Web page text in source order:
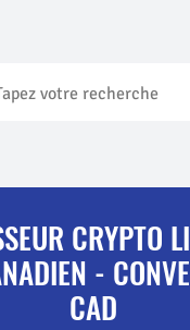
CRYPTO
-
CAD